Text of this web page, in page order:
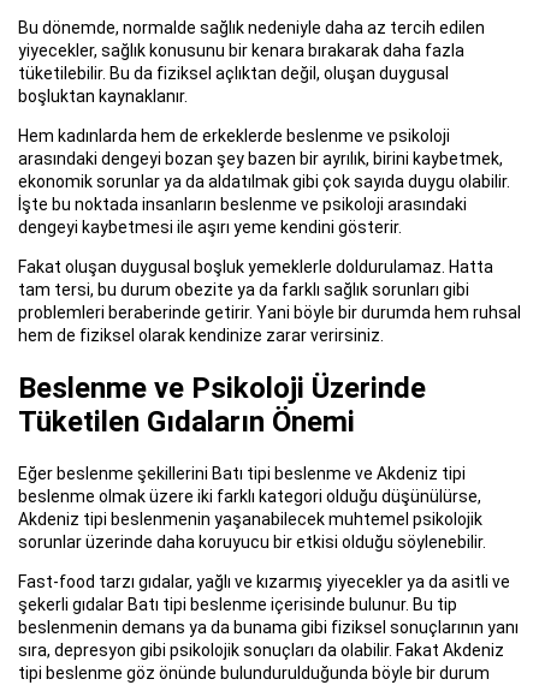
Bu dönemde, normalde sağlık nedeniyle daha az tercih edilen
yiyecekler, sağlık konusunu bir kenara bırakarak daha fazla
tüketilebilir. Bu da fiziksel açlıktan değil, oluşan duygusal
boşluktan kaynaklanır.
Hem kadınlarda hem de erkeklerde beslenme ve psikoloji
arasındaki dengeyi bozan şey bazen bir ayrılık, birini kaybetmek,
ekonomik sorunlar ya da aldatılmak gibi çok sayıda duygu olabilir.
İşte bu noktada insanların beslenme ve psikoloji arasındaki
dengeyi kaybetmesi ile aşırı yeme kendini gösterir.
Fakat oluşan duygusal boşluk yemeklerle doldurulamaz. Hatta
tam tersi, bu durum obezite ya da farklı sağlık sorunları gibi
problemleri beraberinde getirir. Yani böyle bir durumda hem ruhsal
hem de fiziksel olarak kendinize zarar verirsiniz.
Beslenme ve Psikoloji Üzerinde
Tüketilen Gıdaların Önemi
Eğer beslenme şekillerini Batı tipi beslenme ve Akdeniz tipi
beslenme olmak üzere iki farklı kategori olduğu düşünülürse,
Akdeniz tipi beslenmenin yaşanabilecek muhtemel psikolojik
sorunlar üzerinde daha koruyucu bir etkisi olduğu söylenebilir.
Fast-food tarzı gıdalar, yağlı ve kızarmış yiyecekler ya da asitli ve
şekerli gıdalar Batı tipi beslenme içerisinde bulunur. Bu tip
beslenmenin demans ya da bunama gibi fiziksel sonuçlarının yanı
sıra, depresyon gibi psikolojik sonuçları da olabilir. Fakat Akdeniz
tipi beslenme göz önünde bulundurulduğunda böyle bir durum